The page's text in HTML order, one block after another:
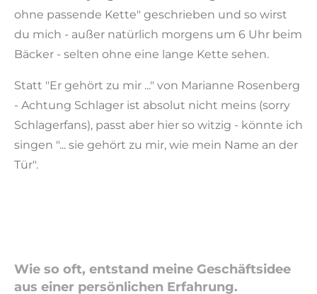
ohne passende Kette" geschrieben und so wirst
du mich - außer natürlich morgens um 6 Uhr beim
Bäcker - selten ohne eine lange Kette sehen.
Statt "Er gehört zu mir ..." von Marianne Rosenberg
- Achtung Schlager ist absolut nicht meins (sorry
Schlagerfans), passt aber hier so witzig - könnte ich
singen "... sie gehört zu mir, wie mein Name an der
Tür".
Wie so oft, entstand meine Geschäftsidee
aus einer persönlichen Erfahrung.